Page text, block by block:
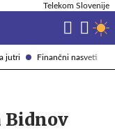
jutri Finančni nasveti
Telekom Slovenije
Bidnov